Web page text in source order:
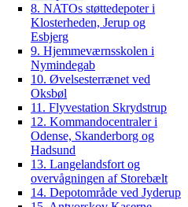
8. NATOs støttedepoter i
Klosterheden, Jerup og
Esbjerg
9. Hjemmeværnsskolen i
Nymindegab
10. Øvelsesterrænet ved
Oksbøl
11. Flyvestation Skrydstrup
12. Kommandocentraler i
Odense, Skanderborg og
Hadsund
13. Langelandsfort og
overvågningen af Storebælt
14. Depotområde ved Jyderup